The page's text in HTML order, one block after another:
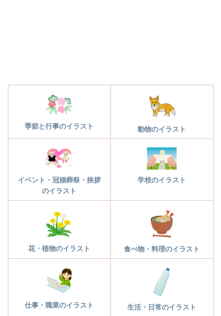
季節と行事のイラスト 動物のイラスト
イベント・冠婚葬祭・挨拶
のイラスト
学校のイラスト
花・植物のイラスト 食べ物・料理のイラスト
仕事・職業のイラスト 生活・日常のイラスト